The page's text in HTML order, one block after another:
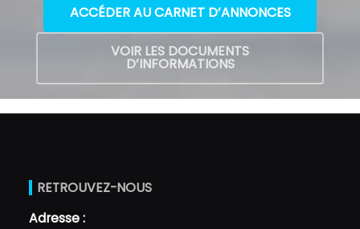
ACCÉDER AU CARNET D’ANNONCES
VOIR LES DOCUMENTS
D’INFORMATIONS
RETROUVEZ-NOUS
Adresse :